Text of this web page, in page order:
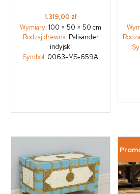
1.319,00 zł
Wymiary:100 × 50 × 50 cm
Rodzaj drewna: Palisander
indyjski
Symbol: 0063-MS-659A